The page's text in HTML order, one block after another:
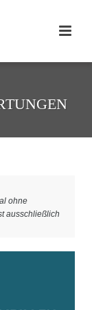
ohne
ausschließlich